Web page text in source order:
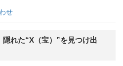
せ
れた“X（宝）”を見つけ出